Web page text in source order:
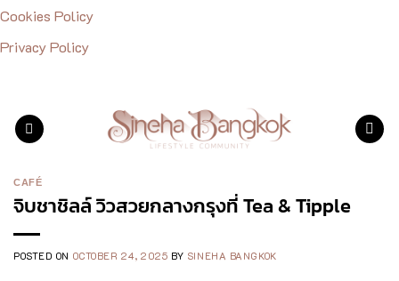
Cookies Policy
Privacy Policy
Skip
CAFÉ
จิบชาชิลล์ วิวสวยกลางกรุงที่ Tea & Tipple
POSTED ON OCTOBER 24, 2025 BY SINEHA BANGKOK